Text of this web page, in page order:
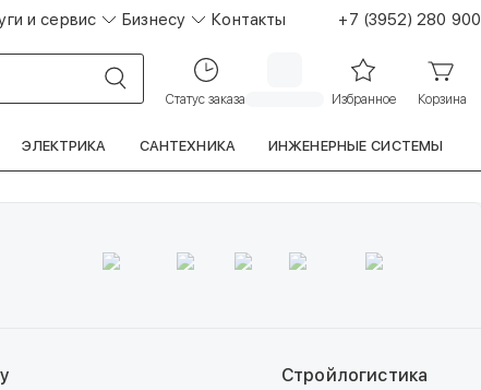
и сервис Бизнесу Контакты +7 (3952) 280 900
Статус заказа Избранное Корзина
ЭЛЕКТРИКА САНТЕХНИКА ИНЖЕНЕРНЫЕ СИСТЕМЫ
Стройлогистика